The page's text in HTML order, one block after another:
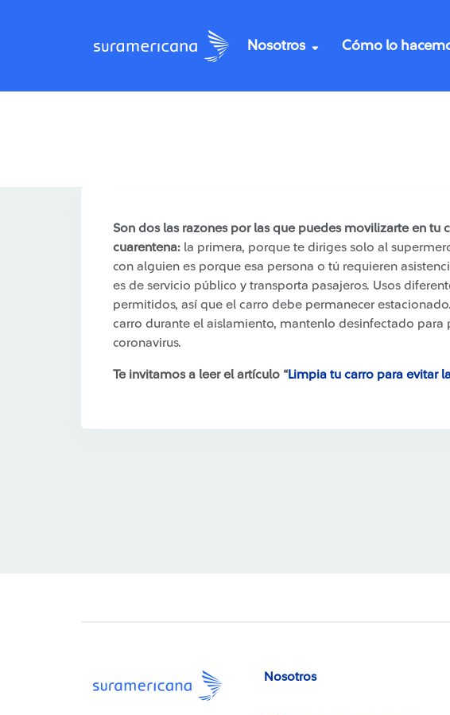
Nosotros Cómo lo
Son dos las razones por las que puedes movilizarte en tu
cuarentena: la primera, porque te diriges solo al
con alguien es porque esa persona o tú requieren
es de servicio público y transporta pasajeros​. Usos
permitidos, así que el carro debe permanecer
carro durante el aislamiento, mantenlo desinfectado para
coronavirus.
Te invitamos a leer el artículo “Limpia tu carro para evitar
Nosotros